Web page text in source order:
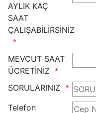
AYLIK KAÇ
SAAT
ÇALIŞABİLİRSİNİZ
MEVCUT SAAT
ÜCRETİNİZ
SORULARINIZ
Telefon